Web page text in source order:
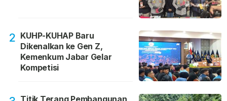
2 KUHP-KUHAP Baru
Dikenalkan ke Gen Z,
Kemenkum Jabar Gelar
Kompetisi